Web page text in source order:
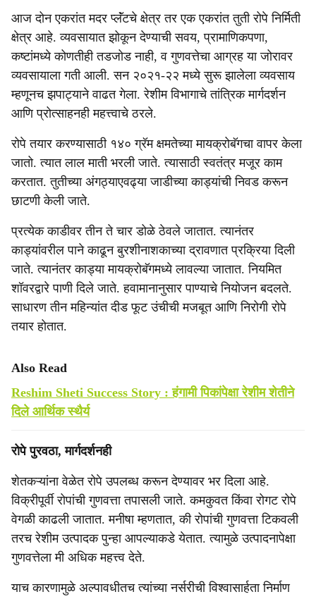
आज दोन एकरांत मदर प्लॅंटचे क्षेत्र तर एक एकरांत तुती रोपे निर्मिती
क्षेत्र आहे. व्यवसायात झोकून देण्याची सवय, प्रामाणिकपणा,
कष्टांमध्ये कोणतीही तडजोड नाही, व गुणवत्तेचा आग्रह या जोरावर
व्यवसायाला गती आली. सन २०२१-२२ मध्ये सुरू झालेला व्यवसाय
म्हणूनच झपाट्याने वाढत गेला. रेशीम विभागाचे तांत्रिक मार्गदर्शन
आणि प्रोत्साहनही महत्त्वाचे ठरले.
रोपे तयार करण्यासाठी १४० ग्रॅम क्षमतेच्या मायक्रोबॅगचा वापर केला
जातो. त्यात लाल माती भरली जाते. त्यासाठी स्वतंत्र मजूर काम
करतात. तुतीच्या अंगठ्याएवढ्या जाडीच्या काड्यांची निवड करून
छाटणी केली जाते.
प्रत्येक काडीवर तीन ते चार डोळे ठेवले जातात. त्यानंतर
काड्यांवरील पाने काढून बुरशीनाशकाच्या द्रावणात प्रक्रिया दिली
जाते. त्यानंतर काड्या मायक्रोबॅगमध्ये लावल्या जातात. नियमित
शॉवरद्वारे पाणी दिले जाते. हवामानानुसार पाण्याचे नियोजन बदलते.
साधारण तीन महिन्यांत दीड फूट उंचीची मजबूत आणि निरोगी रोपे
तयार होतात.
Also Read
Reshim Sheti Success Story : हंगामी पिकांपेक्षा रेशीम शेतीने
दिले आर्थिक स्थैर्य
रोपे पुरवठा, मार्गदर्शनही
शेतकऱ्यांना वेळेत रोपे उपलब्ध करून देण्यावर भर दिला आहे.
विक्रीपूर्वी रोपांची गुणवत्ता तपासली जाते. कमकुवत किंवा रोगट रोपे
वेगळी काढली जातात. मनीषा म्हणतात, की रोपांची गुणवत्ता टिकवली
तरच रेशीम उत्पादक पुन्हा आपल्याकडे येतात. त्यामुळे उत्पादनापेक्षा
गुणवत्तेला मी अधिक महत्त्व देते.
याच कारणामुळे अल्पावधीतच त्यांच्या नर्सरीची विश्वासार्हता निर्माण